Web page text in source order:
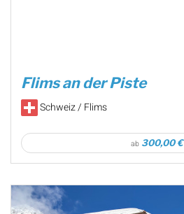
Flims an der Piste
Schweiz / Flims
ab 300,00 €